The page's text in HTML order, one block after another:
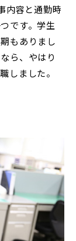
内容と通勤時
です。学生
もありまし
ら、やはり
しました。